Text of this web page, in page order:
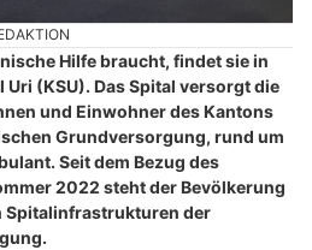
Hilfe braucht, findet sie in
(KSU). Das Spital versorgt die
und Einwohner des Kantons
Grundversorgung, rund um
Seit dem Bezug des
2022 steht der Bevölkerung
Spitalinfrastrukturen der